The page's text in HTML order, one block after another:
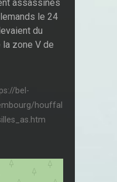
assassinés
le 24
du
zone V de
bel-
houffal